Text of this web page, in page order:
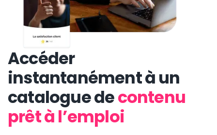
Accéder
instantanément à un
catalogue decontenu
prêt à l’emploi